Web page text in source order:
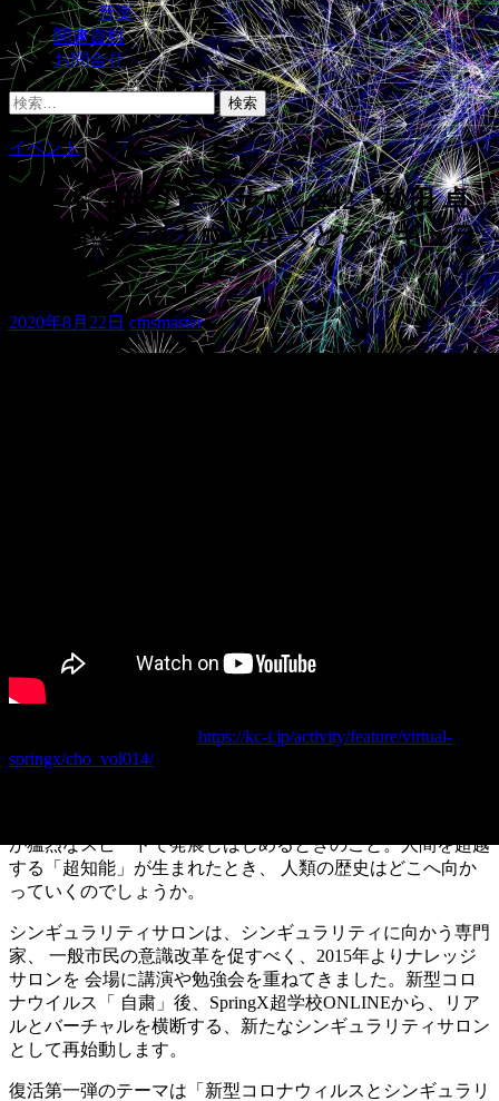
音楽
関連資料
お問合せ
検
索:
イベント
シンギュラリティサロン#42 松田 卓
也「新型コロナウィルスとシンギュラ
リティ」
2020年8月22日 cmsmaster
https://kc-i.jp/activity/feature/virtual-
springx/cho_vol014/
が猛烈なスピードで発展しはじめるときのこと。人間を超越
する「超知能」が生まれたとき、 人類の歴史はどこへ向か
っていくのでしょうか。
シンギュラリティサロンは、シンギュラリティに向かう専門
家、 一般市民の意識改革を促すべく、2015年よりナレッジ
サロンを 会場に講演や勉強会を重ねてきました。新型コロ
ナウイルス「 自粛」後、SpringX超学校ONLINEから、リア
ルとバーチャルを横断する、新たなシンギュラリティサロン
として再始動します。
復活第一弾のテーマは「新型コロナウィルスとシンギュラリ